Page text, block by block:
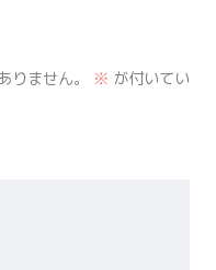
ません。 ※ が付いてい